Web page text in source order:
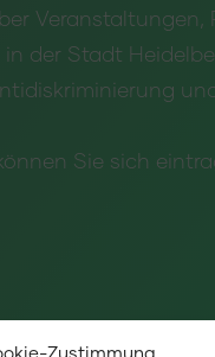
Zustimmung
Veranstaltungen,
der Stadt
Sie sich